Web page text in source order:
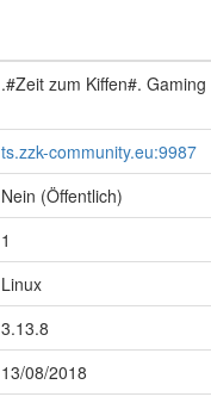
.#Zeit zum Kiffen#.
ts.zzk-community.eu:9987
Nein (Öffentlich)
1
Linux
3.13.8
13/08/2018